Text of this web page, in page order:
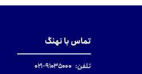
تماس با نهنگ
تلفن: ۹۱۰۳۵۰۰۰-۰۲۱